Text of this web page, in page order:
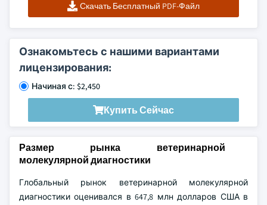
Скачать Бесплатный PDF-Файл
Ознакомьтесь с нашими вариантами
лицензирования:
Начиная с: $2,450
Купить Сейчас
Размер рынка ветеринарной
молекулярной диагностики
Глобальный рынок ветеринарной молекулярной
диагностики оценивался в 647,8 млн долларов США в